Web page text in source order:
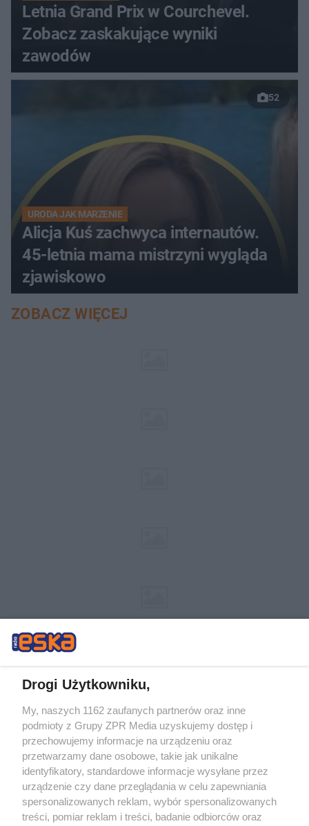
Letnia Grand Prix w Courchevel.
Zobacz zaskakujące wyniki
zawodów
52
URODA JAK MARZENIE
Alicja Kuś zachwyca internautów.
45-letnia mama mistrzyni wygląda
zjawiskowo
ZOBACZ WIĘCEJ
Żaden utwór zamieszczony w serwisie nie może być powielany i
rozpowszechniany lub dalej rozpowszechniany w jakikolwiek sposób (w
tym także elektroniczny lub mechaniczny) na jakimkolwiek polu
eksploatacji w jakiejkolwiek formie, włącznie z umieszczaniem w Internecie
bez pisemnej zgody właściciela praw. Jakiekolwiek użycie lub
wykorzystanie utworów w całości lub w części z naruszeniem prawa, tzn.
bez właściwej zgody, jest zabronione pod groźbą kary i może być ścigane
prawnie.
Drogi Użytkowniku,
My, naszych 1162 zaufanych partnerów oraz inne
podmioty z Grupy ZPR Media uzyskujemy dostęp i
przechowujemy informacje na urządzeniu oraz
przetwarzamy dane osobowe, takie jak unikalne
identyfikatory, standardowe informacje wysyłane przez
urządzenie czy dane przeglądania w celu zapewniania
spersonalizowanych reklam, wybór spersonalizowanych
treści, pomiar reklam i treści, badanie odbiorców oraz